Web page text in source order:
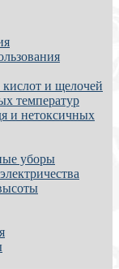
кислот и щелочей
температур
и нетоксичных
уборы